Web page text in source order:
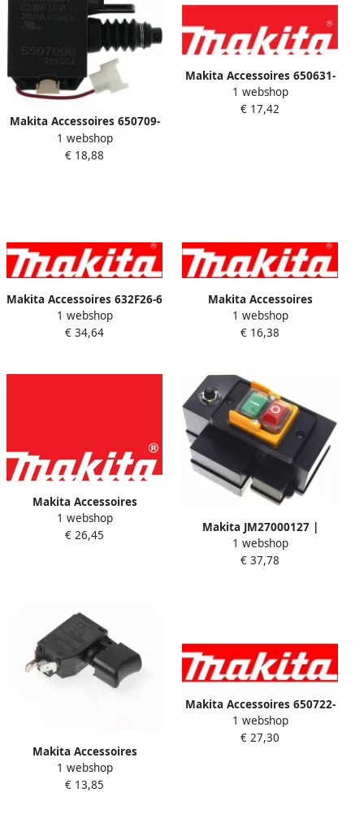
Makita Accessoires 650709-
0 | Onderdeel Schakelaar
C3Jw-1-P Bhr242 650709-0
1 webshop
€ 18,88
Makita Accessoires 650631-
1 | Onderdeel Schakelaar
Buc250 As3625 650631-1
1 webshop
€ 17,42
Makita Accessoires 632F26-6
| Schakelaar voor DTD152
632F26-6
1 webshop
€ 34,64
Makita Accessoires
Onderdeel | 651023-7 |
schakelaar SW-01 651023-7
1 webshop
€ 16,38
Makita Accessoires
W107409135 | schakelaar
voor de VC2512L
1 webshop
€ 26,45
Makita JM27000127 |
Onderdeel | Schakelaar
Voor MLT100N JM27000127
1 webshop
€ 37,78
Makita Accessoires
Schakelaar DDF470 |
650710-5
1 webshop
€ 13,85
Makita Accessoires 650722-
8 | Schakelaar Btd134Z A
650722-8
1 webshop
€ 27,30